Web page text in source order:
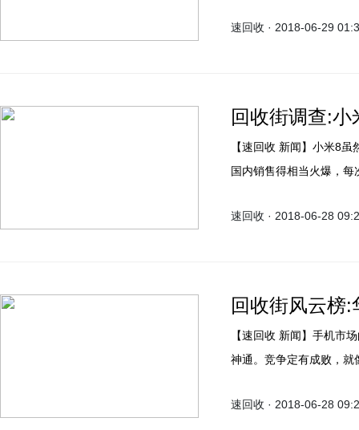
OPPO Find X绝对是票数
速回收 · 2018-06-29
回收街调查:
【速回收 新闻】小米8虽然在外观和功能上与iPhone X类似，但由于高性价比而在
国内销售得相当火爆，
说，但从投票的结果上来
速回收 · 2018-06-28
回收街风云榜
【速回收 新闻】手机市场的竞争真是愈演愈烈，各大厂商为了吸引消费者可谓各显
神通。竞争定有成败，
产手机品牌出货量排行榜
速回收 · 2018-06-28